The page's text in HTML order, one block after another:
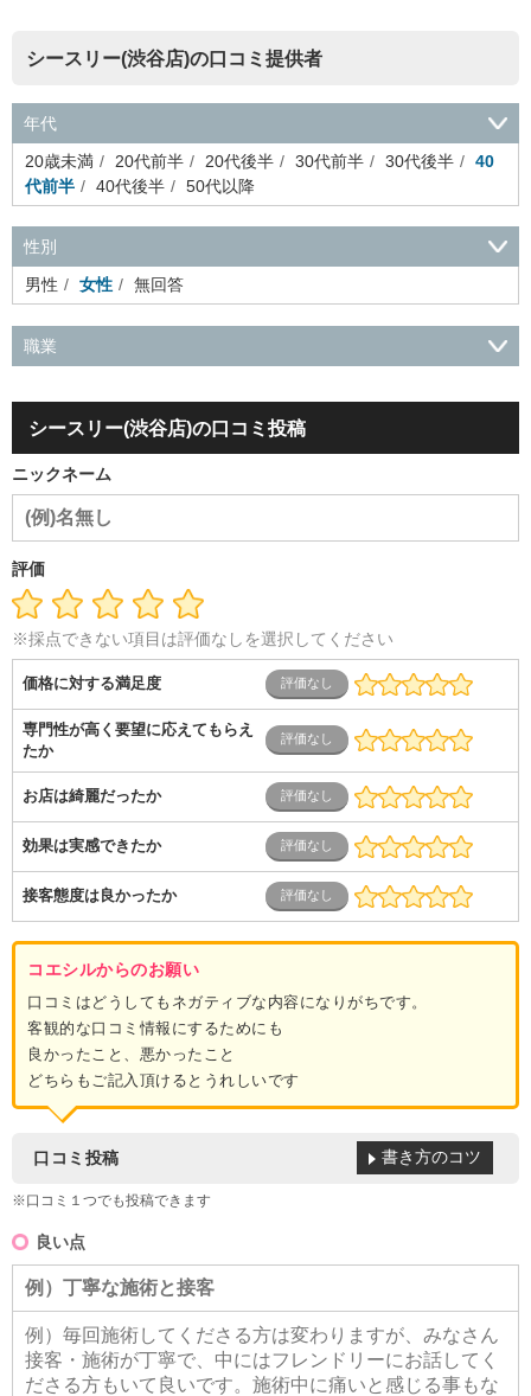
シースリー(渋谷店)の口コミ提供者
年代
20歳未満
20代前半 20代後半 30代前半 30代後半
40
代前半
40代後半 50代以降
性別
男性
女性 無回答
職業
品
アミューズメント・エンターテイメント・ゲーム関連
容・エステ・リラクゼーション
旅行・ホテル・航空・ブライ
ダル・葬祭
音響
芸能・イベント・コンパニオン
ム開発・SE・インフラ）
導体・制御）
介護
ス
士業・コンサルティング
ービス
コールセンター マーケティング・企画
専業主婦（夫）
営業
シースリー(渋谷店)の口コミ投稿
ニックネーム
評価
※採点できない項目は評価なしを選択してください
価格に対する満足度
専門性が高く要望に応えてもらえ
たか
お店は綺麗だったか
効果は実感できたか
接客態度は良かったか
コエシルからのお願い
口コミはどうしてもネガティブな内容になりがちです。
客観的な口コミ情報にするためにも
良かったこと、悪かったこと
どちらもご記入頂けるとうれしいです
口コミ投稿
※口コミ１つでも投稿できます
書き方のコツ
良い点